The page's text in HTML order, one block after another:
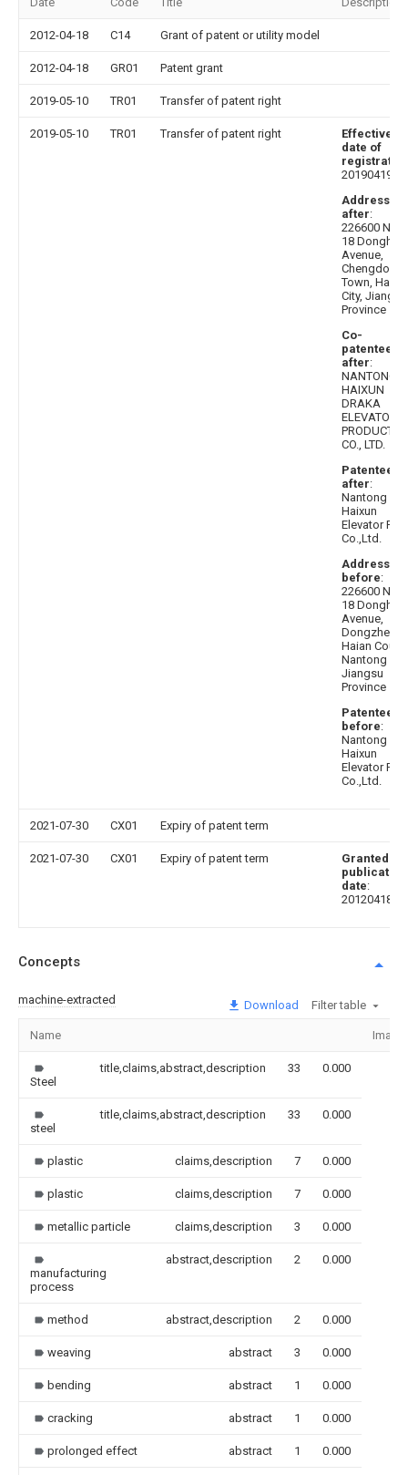
2012-04-18 C14 Grant of patent or utility model
2012-04-18 GR01 Patent grant
2019-05-10 TR01 Transfer of patent right
2019-05-10 TR01 Transfer of patent right
Effective
date of
20190419
Address
after:
226600 No.
18 Donghai
Avenue,
Chengdong
Town, Haian
City, Jiangsu
Province
Co-
patentee
after:
NANTONG
HAIXUN
DRAKA
ELEVATOR
PRODUCTS
CO., LTD.
Patentee
after:
Nantong
Haixun
Elevator
Co.,Ltd.
Address
before:
226600 No.
18 Donghai
Avenue,
Dongzhen,
Haian
Nantong
Jiangsu
Province
Patentee
before:
Nantong
Haixun
Elevator
Co.,Ltd.
2021-07-30 CX01 Expiry of patent term
2021-07-30 CX01 Expiry of patent term
Granted
publication
date:
20120418
Concepts
machine-extracted Download Filter table
Name Image
Steel
title,claims,abstract,description 33 0.000
steel
title,claims,abstract,description 33 0.000
plastic claims,description 7 0.000
plastic claims,description 7 0.000
metallic particle claims,description 3 0.000
manufacturing
process
abstract,description 2 0.000
method abstract,description 2 0.000
weaving abstract 3 0.000
bending abstract 1 0.000
cracking abstract 1 0.000
prolonged effect abstract 1 0.000